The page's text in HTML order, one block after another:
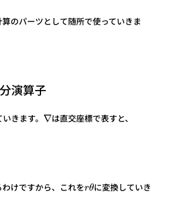
のパーツとして随所で使っていきま
演算子
きます。 ∇は直交座標で表すと、
けですから、これをrθに変換していき